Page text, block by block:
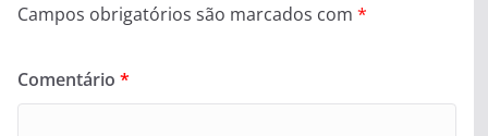
Campos obrigatórios são marcados com *
Comentário *